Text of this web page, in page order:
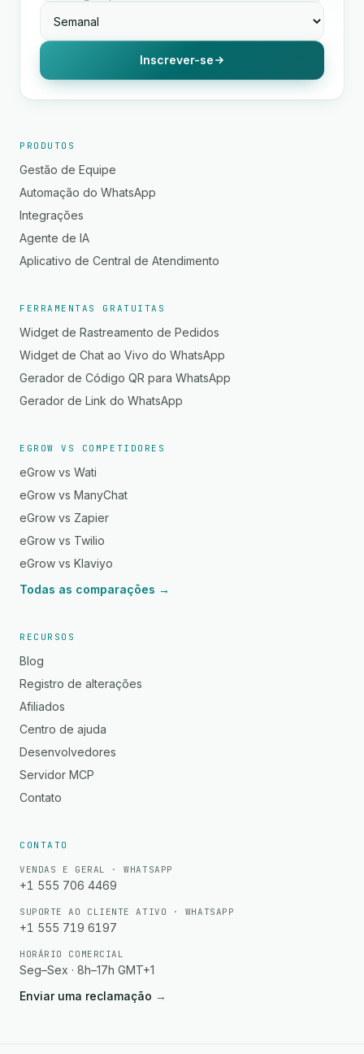
Inscrever-se
PRODUTOS
Gestão de Equipe
Automação do WhatsApp
Integrações
Agente de IA
Aplicativo de Central de Atendimento
FERRAMENTAS GRATUITAS
Widget de Rastreamento de Pedidos
Widget de Chat ao Vivo do WhatsApp
Gerador de Código QR para WhatsApp
Gerador de Link do WhatsApp
EGROW VS COMPETIDORES
eGrow vs Wati
eGrow vs ManyChat
eGrow vs Zapier
eGrow vs Twilio
eGrow vs Klaviyo
Todas as comparações →
RECURSOS
Blog
Registro de alterações
Afiliados
Centro de ajuda
Desenvolvedores
Servidor MCP
Contato
CONTATO
VENDAS E GERAL · WHATSAPP
+1 555 706 4469
SUPORTE AO CLIENTE ATIVO · WHATSAPP
+1 555 719 6197
HORÁRIO COMERCIAL
Seg–Sex · 8h–17h GMT+1
Enviar uma reclamação →